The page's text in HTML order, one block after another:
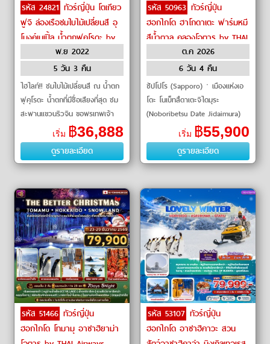
รหัส 24821 ทัวร์ญี่ปุ่น โตเกียว
ฟูจิ ล่องเรือชมใบไม้เปลี่ยนสี อุ
โมงค์เมเปิ้ล น้ำตกฟุคุโรดะ by
Air Asia Xพ.ย 2022
5 วัน 3 คืน
ไฮไลท์!! ชมใบไม้เปลี่ยนสี ณ น้ำตก
ฟุคุโรดะ น้ำตกที่มีชื่อเสียงที่สุด ชม
สะพานแขวนริวจิน ขอพรเทพเจ้า
เริ่ม ฿36,888
ดูรายละเอียด
รหัส 50963 ทัวร์ญี่ปุ่น
ฮอกไกโด ฮาโกดาเตะ ฟาร์มหมี
สีน้ำตาล คลองโอตารุ by THAI
ต.ค 2026
6 วัน 4 คืน
ซัปโปโร (Sapporo)ㆍเมืองแห่งเอ
โดะ โนเบ็ทสึดาเตะจิไดมุระ
(Noboribetsu Date Jidaimura)
ㆍเมืองฮาโกดาเตะ (Hakodate)ㆍ
จุดชมวิวเมืองฮาโกดาเตะ (Moun
เริ่ม ฿55,900
ดูรายละเอียด
รหัส 51466 ทัวร์ญี่ปุ่น
ฮอกไกโด โทมามุ อาซาฮิยาม่า
รหัส 53107 ทัวร์ญี่ปุ่น
ฮอกไกโด อาซาฮิคาวะ สวน